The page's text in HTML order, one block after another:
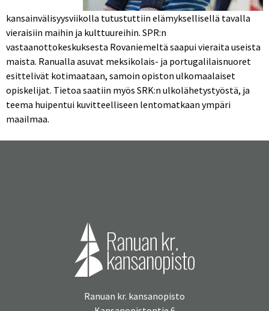
kansainvälisyysviikolla tutustuttiin elämyksellisellä tavalla
vieraisiin maihin ja kulttuureihin. SPR:n
vastaanottokeskuksesta Rovaniemeltä saapui vieraita useista
maista. Ranualla asuvat meksikolais- ja portugalilaisnuoret
esittelivät kotimaataan, samoin opiston ulkomaalaiset
opiskelijat. Tietoa saatiin myös SRK:n ulkolähetystyöstä, ja
teema huipentui kuvitteelliseen lentomatkaan ympäri
maailmaa.
Ranuan kr. kansanopisto